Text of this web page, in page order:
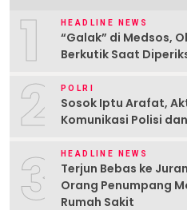
1 HEADLINE NEWS
“Galak” di Medsos,
Berkutik Saat
2 POLRI
Sosok Iptu Arafat,
Komunikasi Polisi
3 HEADLINE NEWS
Terjun Bebas ke
Orang Penumpang
Rumah Sakit